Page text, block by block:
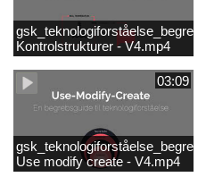
Kontrolstrukturer - V4.mp4
03:09
Use modify create - V4.mp4